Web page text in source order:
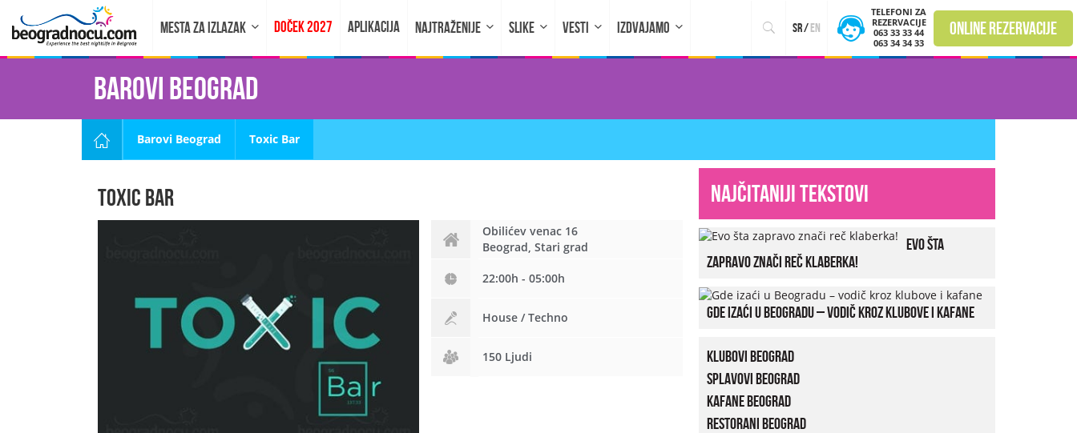
MESTA ZA IZLAZAK DOČEK 2027 APLIKACIJA NAJTRAŽENIJE SLIKE VESTI IZDVAJAMO sr/en
TELEFONI ZA
REZERVACIJE
063 33 33 44
063 34 34 33
online rezervacije
Barovi Beograd
Barovi Beograd Toxic Bar
Toxic Bar
Obilićev venac 16
Beograd, Stari grad
22:00h - 05:00h
House / Techno
150 Ljudi
Najčitaniji tekstovi
Evo šta
zapravo znači reč klaberka!
Gde izaći u Beogradu – vodič kroz klubove i kafane
Klubovi Beograd
Splavovi Beograd
Kafane Beograd
Restorani Beograd